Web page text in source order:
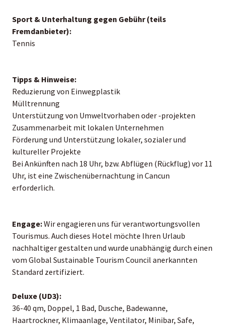
Sport & Unterhaltung gegen Gebühr (teils
Fremdanbieter):
Tennis
Tipps & Hinweise:
Reduzierung von Einwegplastik
Mülltrennung
Unterstützung von Umweltvorhaben oder -projekten
Zusammenarbeit mit lokalen Unternehmen
Förderung und Unterstützung lokaler, sozialer und
kultureller Projekte
Bei Ankünften nach 18 Uhr, bzw. Abflügen (Rückflug) vor 11
Uhr, ist eine Zwischenübernachtung in Cancun
erforderlich.
Engage:Wir engagieren uns für verantwortungsvollen
Tourismus. Auch dieses Hotel möchte Ihren Urlaub
nachhaltiger gestalten und wurde unabhängig durch einen
vom Global Sustainable Tourism Council anerkannten
Standard zertifiziert.
Deluxe (UD3):
36-40 qm, Doppel, 1 Bad, Dusche, Badewanne,
Haartrockner, Klimaanlage, Ventilator, Minibar, Safe,